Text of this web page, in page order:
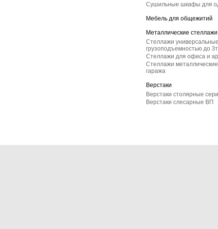
Сушильные шкафы для
Мебель для общежитий
Металлические стеллажи
Стеллажи
грузоподъемностью до
Стеллажи для офиса и
Стеллажи
гаража
Верстаки
Верстаки столярные
Верстаки слесарные ВП